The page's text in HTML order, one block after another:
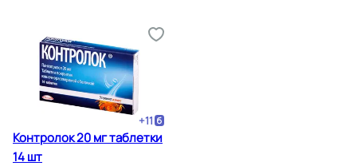
+11
Контролок 20 мг таблетки
14 шт